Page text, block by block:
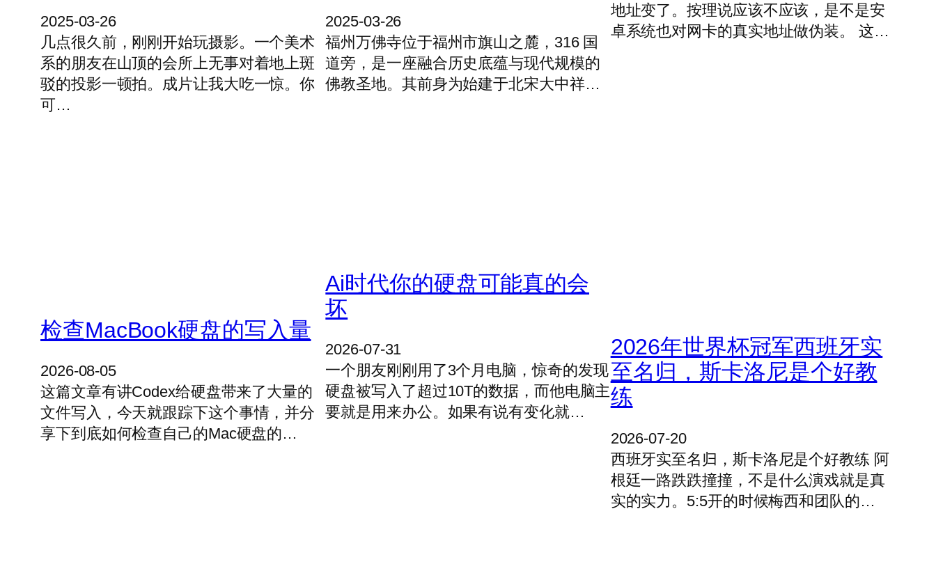
2025-03-26
几点很久前，刚刚开始玩摄影。一个美术
系的朋友在山顶的会所上无事对着地上斑
驳的投影一顿拍。成片让我大吃一惊。你
可…
2025-03-26
福州万佛寺位于福州市旗山之麓，316 国
道旁，是一座融合历史底蕴与现代规模的
佛教圣地。其前身为始建于北宋大中祥…
地址变了。按理说应该不应该，是不是安
卓系统也对网卡的真实地址做伪装。 这…
检查MacBook硬盘的写入量
2026-08-05
这篇文章有讲Codex给硬盘带来了大量的
文件写入，今天就跟踪下这个事情，并分
享下到底如何检查自己的Mac硬盘的…
Ai时代你的硬盘可能真的会
坏
2026-07-31
一个朋友刚刚用了3个月电脑，惊奇的发现
硬盘被写入了超过10T的数据，而他电脑主
要就是用来办公。如果有说有变化就…
2026年世界杯冠军西班牙实
至名归，斯卡洛尼是个好教
练
2026-07-20
西班牙实至名归，斯卡洛尼是个好教练 阿
根廷一路跌跌撞撞，不是什么演戏就是真
实的实力。5:5开的时候梅西和团队的…